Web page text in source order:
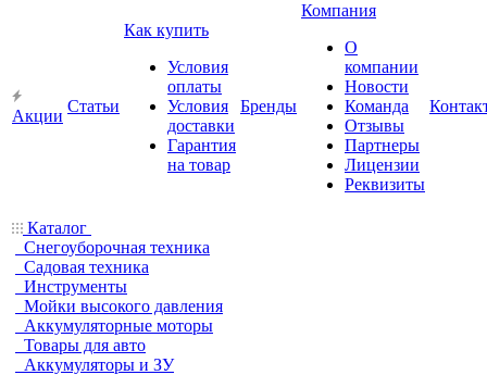
Акции
Статьи
Как купить
Условия
оплаты
Условия
доставки
Гарантия
на товар
Бренды
Компания
О
компании
Новости
Команда
Отзывы
Партнеры
Лицензии
Реквизиты
Каталог
Снегоуборочная техника
Садовая техника
Инструменты
Мойки высокого давления
Аккумуляторные моторы
Товары для авто
Аккумуляторы и ЗУ